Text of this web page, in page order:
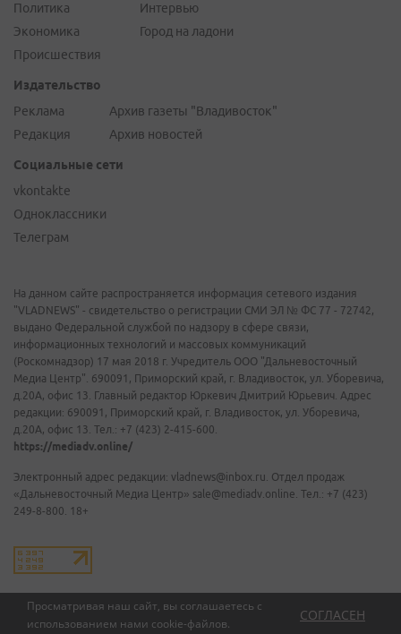
Просматривая наш сайт, вы соглашаетесь с
использованием нами cookie-файлов.
СОГЛАСЕН
Политика
Экономика
Происшествия
Интервью
Город на ладони
Издательство
Реклама
Редакция
Архив газеты "Владивосток"
Архив новостей
Социальные сети
vkontakte
Одноклассники
Телеграм
На данном сайте распространяется информация сетевого издания
"VLADNEWS" - свидетельство о регистрации СМИ ЭЛ № ФС 77 - 72742,
выдано Федеральной службой по надзору в сфере связи,
информационных технологий и массовых коммуникаций
(Роскомнадзор) 17 мая 2018 г. Учредитель ООО "Дальневосточный
Медиа Центр". 690091, Приморский край, г. Владивосток, ул. Уборевича,
д.20А, офис 13. Главный редактор Юркевич Дмитрий Юрьевич. Адрес
редакции: 690091, Приморский край, г. Владивосток, ул. Уборевича,
д.20А, офис 13. Тел.: +7 (423) 2-415-600.
https://mediadv.online/
Электронный адрес редакции: vladnews@inbox.ru. Отдел продаж
«Дальневосточный Медиа Центр» sale@mediadv.online. Тел.: +7 (423)
249-8-800. 18+